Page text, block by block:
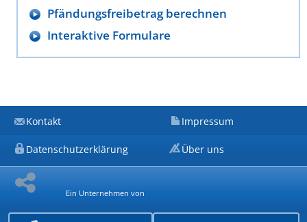
Pfändungsfreibetrag berechnen
Interaktive Formulare
Kontakt Impressum
Datenschutzerklärung Über uns
Ein Unternehmen von